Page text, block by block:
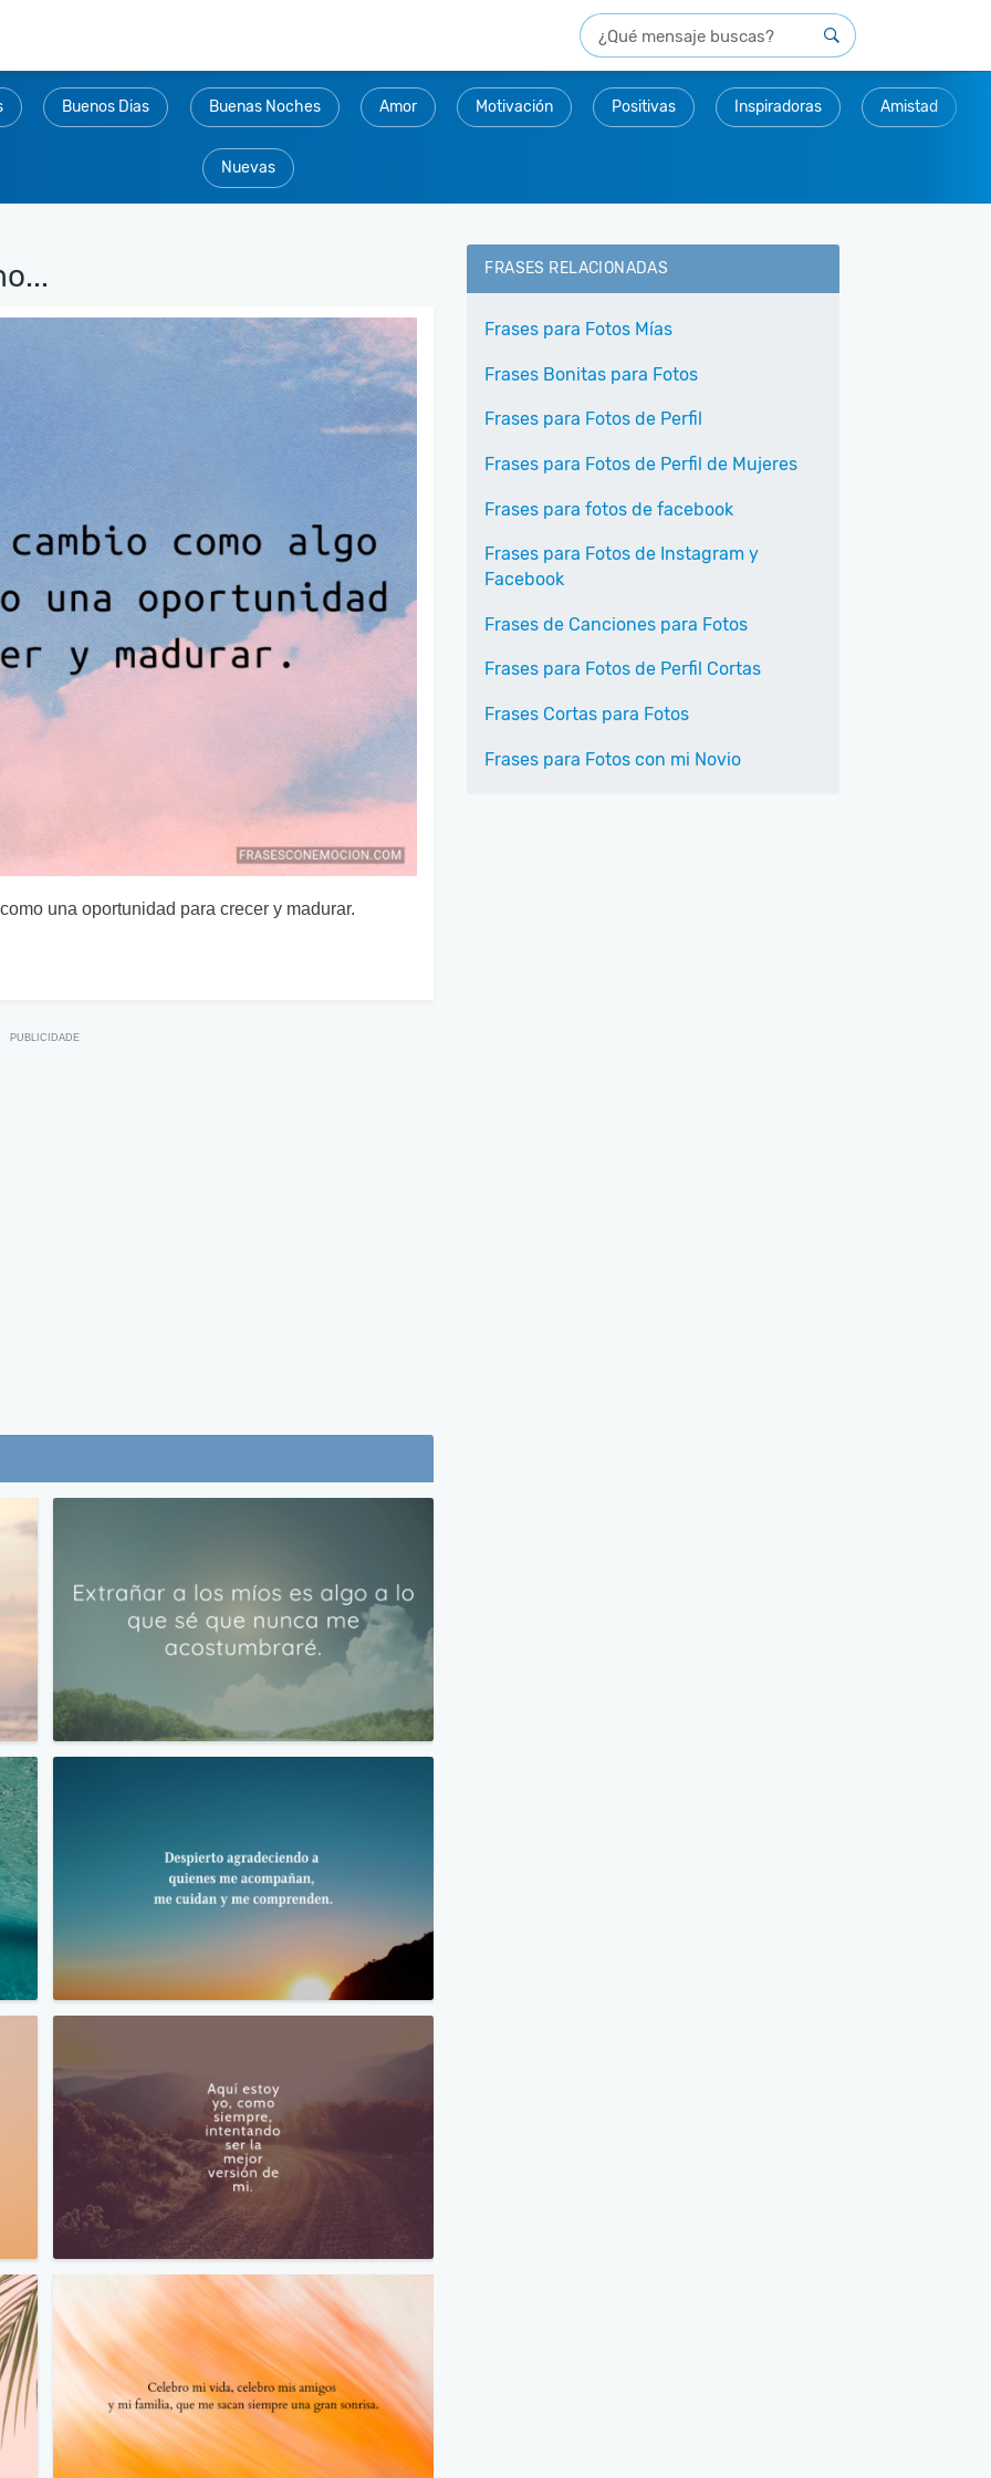
Buenos Dias Buenas Noches Amor Motivación Positivas Inspiradoras Amistad
Nuevas
una oportunidad para crecer y madurar.
FRASES RELACIONADAS
Frases para Fotos Mías
Frases Bonitas para Fotos
Frases para Fotos de Perfil
Frases para Fotos de Perfil de Mujeres
Frases para fotos de facebook
Frases para Fotos de Instagram y
Facebook
Frases de Canciones para Fotos
Frases para Fotos de Perfil Cortas
Frases Cortas para Fotos
Frases para Fotos con mi Novio